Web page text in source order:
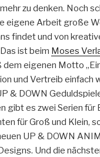
zu denken. Noch
eigene Arbeit große
findet und von
ist beim Moses
dem eigenen Motto
und Vertreib einfach
& DOWN
gibt es zwei Serien für
für Groß und Klein,
UP & DOWN
Und die